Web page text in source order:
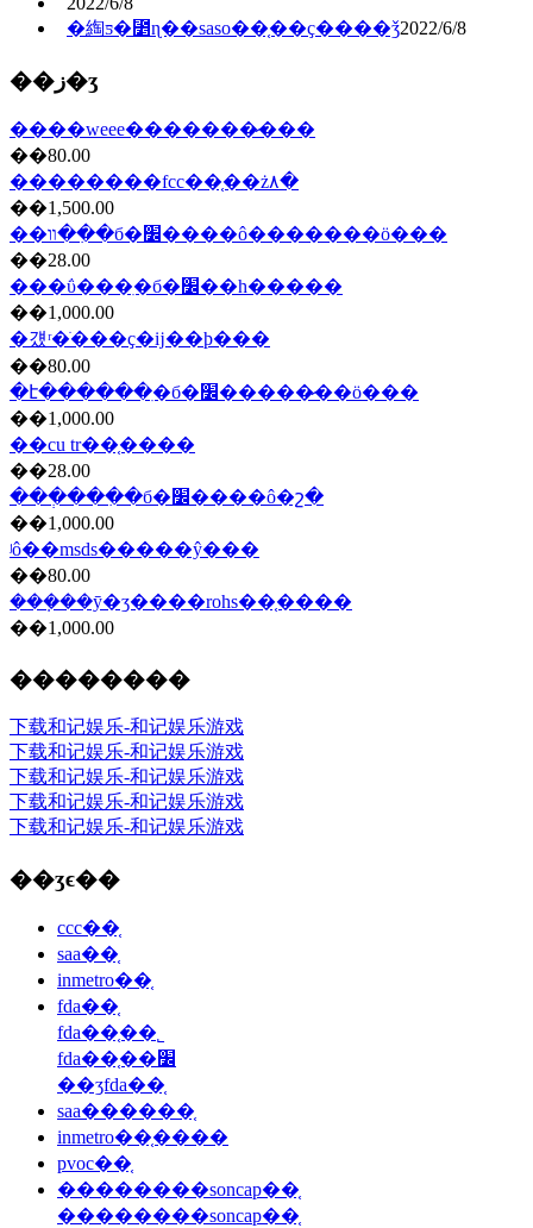
�綯ƽ�⳵ɳ��saso��֤��ҫ����ǯ2022/6/8
��ز�ʒ
����weee�������̷���
��80.00
��������fcc��֤��ż۸�
��1,500.00
��װ��ִ�б�׼����ô�������ö���
��28.00
���ΰ���ִ�б�׼��һ�����
��1,000.00
�걨ʳ�ֺ���ҫ�ĳ��ϸ���
��80.00
�է������ִ�б�׼�����̷��ö���
��1,000.00
��cu tr��֤����
��28.00
���ְ���ִ�б�׼����ô�շ�
��1,000.00
ʲô��msds�����ŷ���
��80.00
���ܼ��ȳ�ʒ����rohs��֤����
��1,000.00
��������
下载和记娱乐-和记娱乐游戏
下载和记娱乐-和记娱乐游戏
下载和记娱乐-和记娱乐游戏
下载和记娱乐-和记娱乐游戏
下载和记娱乐-和记娱乐游戏
��ʒϵ��
ccc��֤
saa��֤
inmetro��֤
fda��֤
fda��֤��˾
fda��֤��׼
��ʒfda��֤
saa������֤
inmetro��֤����
pvoc��֤
��������soncap��֤
��������soncap��֤